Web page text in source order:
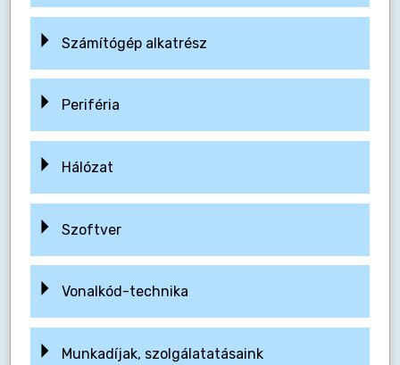
Számítógép alkatrész
Periféria
Hálózat
Szoftver
Vonalkód-technika
Munkadíjak, szolgálatatásaink